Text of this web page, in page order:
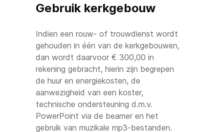
Gebruik kerkgebouw
Indien een rouw- of trouwdienst wordt
gehouden in één van de kerkgebouwen,
dan wordt daarvoor € 300,00 in
rekening gebracht, hierin zijn begrepen
de huur en energiekosten, de
aanwezigheid van een koster,
technische ondersteuning d.m.v.
PowerPoint via de beamer en het
gebruik van muzikale mp3-bestanden.